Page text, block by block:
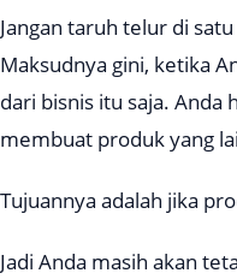
Jangan taruh telur di
Maksudnya gini, ketika
dari bisnis itu saja. Anda
membuat produk yang
Tujuannya adalah jika
Jadi Anda masih akan